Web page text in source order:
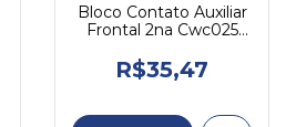
Bloco Contato Auxiliar
Frontal 2na Cwc025
R$35,47